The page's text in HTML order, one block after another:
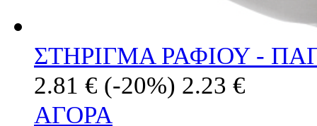
ΣΤΗΡΙΓΜΑ ΡΑΦΙΟΥ -
2.81 € (-20%) 2.23 €
ΑΓΟΡΑ